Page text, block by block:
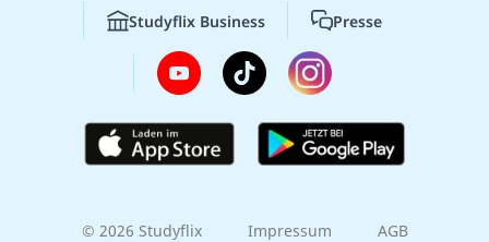
Studyflix Business Presse
© 2026 Studyflix Impressum AGB